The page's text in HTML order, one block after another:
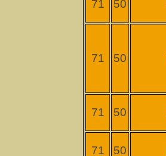
71 50
71 50
71 50
71 50